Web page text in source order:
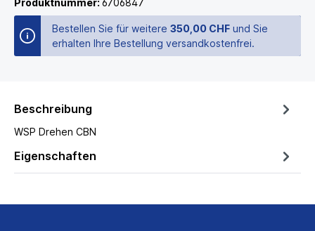
Produktnummer: 6706847
Bestellen Sie für weitere 350,00 CHF und Sie
erhalten Ihre Bestellung versandkostenfrei.
Beschreibung
WSP Drehen CBN
Eigenschaften